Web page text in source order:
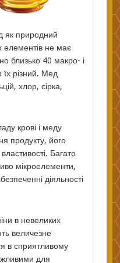
як природний
елементів не має
близько 40 макро- і
їх різний. Мед
хлор, сірка,
крові і меду
продукту, його
властивості. Багато
мікроелементи,
діяльності
в невеликих
величезне
в сприятливому
для